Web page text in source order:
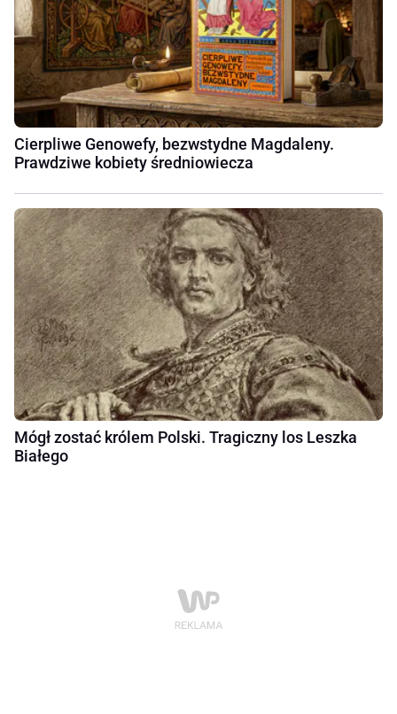
Cierpliwe Genowefy, bezwstydne Magdaleny.
Prawdziwe kobiety średniowiecza
Mógł zostać królem Polski. Tragiczny los Leszka
Białego